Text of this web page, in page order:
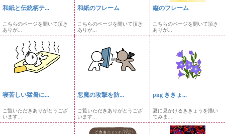
和紙と伝統柄テ...
こちらのページを開いて頂き
ありが...
和紙のフレーム
こちらのページを開いて頂き
ありが...
縦のフレーム
こちらのページを開いて頂き
ありが...
寝苦しい猛暑に...
ご覧いただきありがとうござ
います...
悪魔の攻撃を防...
ご覧いただきありがとうござ
います...
png ききょ...
夏に見かけるききょうを描い
てみま...